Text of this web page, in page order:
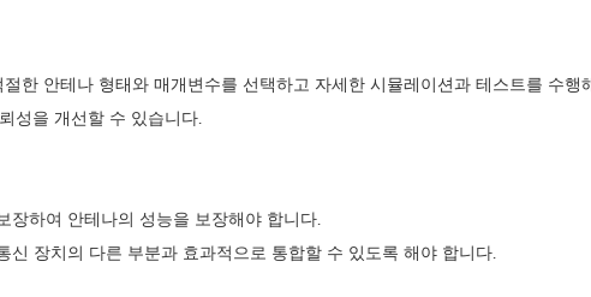
한 안테나 형태와 매개변수를 선택하고 자세한 시뮬레이션과 테스트를 수행
성을 개선할 수 있습니다.
장하여 안테나의 성능을 보장해야 합니다.
장치의 다른 부분과 효과적으로 통합할 수 있도록 해야 합니다.